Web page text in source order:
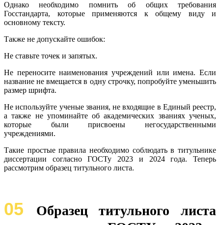
Однако необходимо помнить об общих требования
Госстандарта, которые применяются к общему виду и
основному тексту.
Также не допускайте ошибок:
Не ставьте точек и запятых.
Не переносите наименования учреждений или имена. Если
название не вмещается в одну строчку, попробуйте уменьшить
размер шрифта.
Не используйте ученые звания, не входящие в Единый реестр,
а также не упоминайте об академических званиях ученых,
которые были присвоены негосударственными
учреждениями.
Такие простые правила необходимо соблюдать в титульнике
диссертации согласно ГОСТу 2023 и 2024 года. Теперь
рассмотрим образец титульного листа.
05
Образец титульного листа